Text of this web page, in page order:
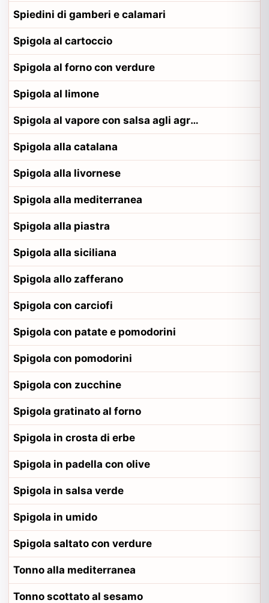
Spiedini di gamberi e calamari
Spigola al cartoccio
Spigola al forno con verdure
Spigola al limone
Spigola al vapore con salsa agli agrumi
Spigola alla catalana
Spigola alla livornese
Spigola alla mediterranea
Spigola alla piastra
Spigola alla siciliana
Spigola allo zafferano
Spigola con carciofi
Spigola con patate e pomodorini
Spigola con pomodorini
Spigola con zucchine
Spigola gratinato al forno
Spigola in crosta di erbe
Spigola in padella con olive
Spigola in salsa verde
Spigola in umido
Spigola saltato con verdure
Tonno alla mediterranea
Tonno scottato al sesamo